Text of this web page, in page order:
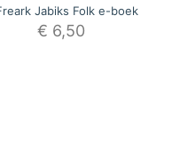
Jabiks Folk e-boek
€ 6,50